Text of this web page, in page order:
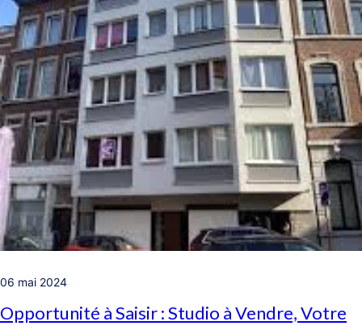
06 mai 2024
Opportunité à Saisir : Studio à Vendre, Votre